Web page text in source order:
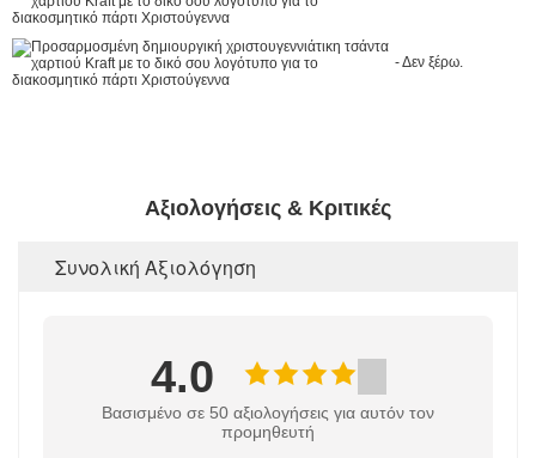
- Δεν ξέρω.
Αξιολογήσεις & Κριτικές
Συνολική Αξιολόγηση
4.0
Βασισμένο σε 50 αξιολογήσεις για αυτόν τον
προμηθευτή